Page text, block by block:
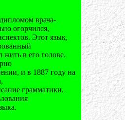
врача-
огорчился,
Этот язык,
жить в его голове.
и в 1887 году на
грамматики,